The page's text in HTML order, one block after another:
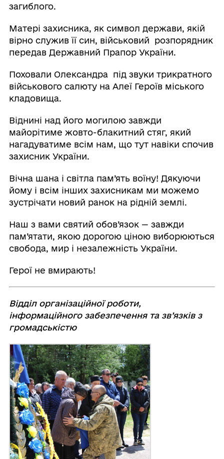
загиблого.
Матері захисника, як символ держави, якій
вірно служив її син, військовий розпорядник
передав Державний Прапор України.
Поховали Олександра під звуки трикратного
військового салюту на Алеї Героїв міського
кладовища.
Віднині над його могилою завжди
майорітиме жовто-блакитний стяг, який
нагадуватиме всім нам, що тут навіки спочив
захисник України.
Вічна шана і світла пам’ять воїну! Дякуючи
йому і всім інших захисникам ми можемо
зустрічати новий ранок на рідній землі.
Наш з вами святий обов’язок — завжди
пам’ятати, якою дорогою ціною виборюються
свобода, мир і незалежність України.
Герої не вмирають!
Відділ організаційної роботи,
інформаційного забезпечення та зв’язків з
громадськістю